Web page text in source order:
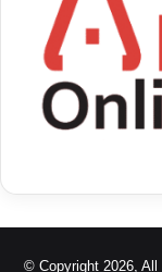
© Copyright 2026,